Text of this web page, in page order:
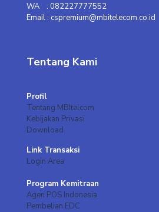
WA : 082227777552
Email : cspremium@mbitelecom.co.id
Tentang Kami
Profil
Tentang MBItelcom
Kebijakan Privasi
Download
Link Transaksi
Login Area
Program Kemitraan
Agen POS Indonesia
Pembelian EDC